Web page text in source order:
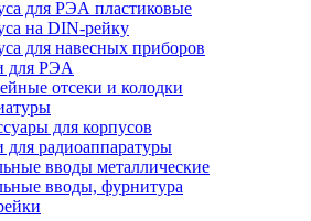
для РЭА пластиковые
на DIN-рейку
для навесных приборов
для РЭА
отсеки и колодки
для корпусов
для радиоаппаратуры
вводы металлические
вводы, фурнитура